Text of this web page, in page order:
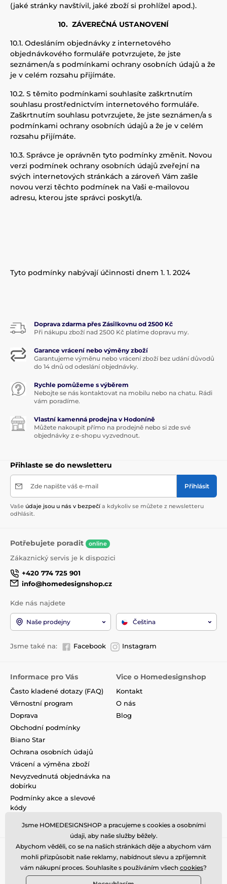
(jaké stránky navštívil, jaké zboží si prohlížel apod.).
10. ZÁVEREČNÁ USTANOVENÍ
10.1. Odesláním objednávky z internetového
objednávkového formuláře potvrzujete, že jste
seznámen/a s podmínkami ochrany osobních údajů a že
je v celém rozsahu přijímáte.
10.2. S těmito podmínkami souhlasíte zaškrtnutím
souhlasu prostřednictvím internetového formuláře.
Zaškrtnutím souhlasu potvrzujete, že jste seznámen/a s
podmínkami ochrany osobních údajů a že je v celém
rozsahu přijímáte.
10.3. Správce je oprávněn tyto podmínky změnit. Novou
verzi podmínek ochrany osobních údajů zveřejní na
svých internetových stránkách a zároveň Vám zašle
novou verzi těchto podmínek na Vaši e-mailovou
adresu, kterou jste správci poskytl/a.
Tyto podmínky nabývají účinnosti dnem 1. 1. 2024
Doprava zdarma přes Zásilkovnu od 2500 Kč
Při nákupu zboží nad 2500 Kč platíme dopravu my.
Garance vrácení nebo výměny zboží
Garantujeme výměnu nebo vrácení zboží bez udání důvodů
do 14 dnů od odeslání objednávky.
Rychle pomůžeme s výběrem
Nebojte se nás kontaktovat na mobilu nebo na chatu. Rádi
vám poradíme.
Vlastní kamenná prodejna v Hodoníně
Můžete nakoupit přímo na prodejně nebo si zde své
objednávky z e-shopu vyzvednout.
Přihlaste se do newsletteru
Zde napište váš e-mail Přihlásit
Vaše údaje jsou u nás v bezpečí a kdykoliv se můžete z newsletteru
odhlásit.
Potřebujete poradit online
Zákaznický servis je k dispozici
+420 774 725 901
info@homedesignshop.cz
Kde nás najdete
Naše prodejny Čeština
Jsme také na: Facebook Instagram
Informace pro Vás
Často kladené dotazy (FAQ)
Věrnostní program
Doprava
Obchodní podmínky
Biano Star
Ochrana osobních údajů
Vrácení a výměna zboží
Nevyzvednutá objednávka na
dobírku
Podmínky akce a slevové
kódy
Vice o Homedesignshop
Kontakt
O nás
Blog
Jsme HOMEDESIGNSHOP a pracujeme s cookies a osobními
údaji, aby naše služby běžely.
Abychom věděli, co se na našich stránkách děje a abychom vám
mohli přizpůsobit naše reklamy, nabídnout slevu a zpříjemnit
vám nákupní proces. Souhlasíte s používáním všech cookies?